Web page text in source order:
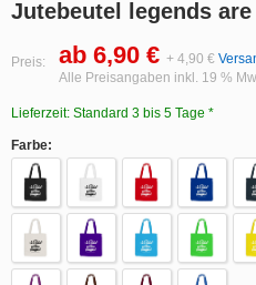
Jutebeutel legends
Preis: ab 6,90 € + 4,90 €
Alle Preisangaben inkl. 19 %
Lieferzeit: Standard 3 bis 5 Tage *
Farbe: